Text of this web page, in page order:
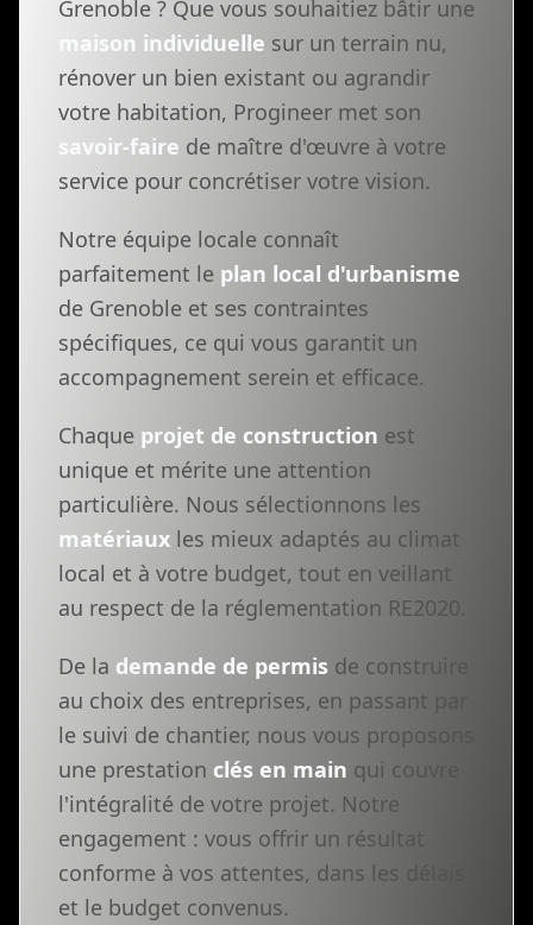
Grenoble ? Que vous souhaitiez bâtir une
maison individuelle sur un terrain nu,
rénover un bien existant ou agrandir
votre habitation, Progineer met son
savoir-faire de maître d'œuvre à votre
service pour concrétiser votre vision.
Notre équipe locale connaît
parfaitement le plan local d'urbanisme
de Grenoble et ses contraintes
spécifiques, ce qui vous garantit un
accompagnement serein et efficace.
Chaque projet de construction est
unique et mérite une attention
particulière. Nous sélectionnons les
matériaux les mieux adaptés au climat
local et à votre budget, tout en veillant
au respect de la réglementation RE2020.
De la demande de permis de construire
au choix des entreprises, en passant par
le suivi de chantier, nous vous proposons
une prestation clés en main qui couvre
l'intégralité de votre projet. Notre
engagement : vous offrir un résultat
conforme à vos attentes, dans les délais
et le budget convenus.